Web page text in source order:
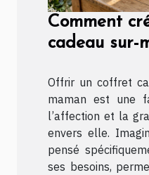
Comment
cadeau sur-
Offrir un coffret
maman est une
l’affection et la
envers elle.
pensé
ses besoins,